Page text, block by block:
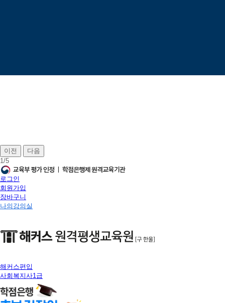
이전
다음
1/5
로그인
회원가입
장바구니
나의강의실
해커스편입
사회복지사1급